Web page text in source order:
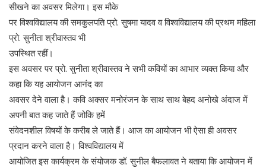
सीखने का अवसर मिलेगा। इस मौके
पर विश्वविद्यालय की समकुलपति प्रो. सुषमा यादव व विश्वविद्यालय की प्रथम महिला
प्रो. सुनीता श्रीवास्तव भी
उपस्थित रहीं।
इस अवसर पर प्रो. सुनीता श्रीवास्तव ने सभी कवियों का आभार व्यक्त किया और
कहा कि यह आयोजन आनंद का
अवसर देने वाला है। कवि अक्सर मनोरंजन के साथ साथ बेहद अनोखे अंदाज में
अपनी बात कह जाते हैं जोकि हमें
संवेदनशील विषयों के करीब ले जाते हैं। आज का आयोजन भी ऐसा ही अवसर
प्रदान करने वाला है। विश्वविद्यालय में
आयोजित इस कार्यक्रम के संयोजक डॉ. सुनील बैफलावत ने बताया कि आयोजन में